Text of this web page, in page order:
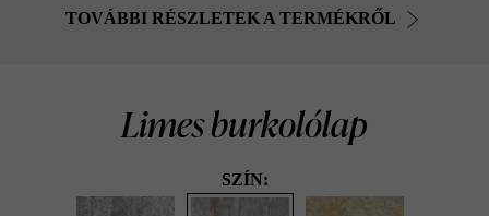
TOVÁBBI RÉSZLETEK A TERMÉKRŐL
Limes burkolólap
SZÍN: